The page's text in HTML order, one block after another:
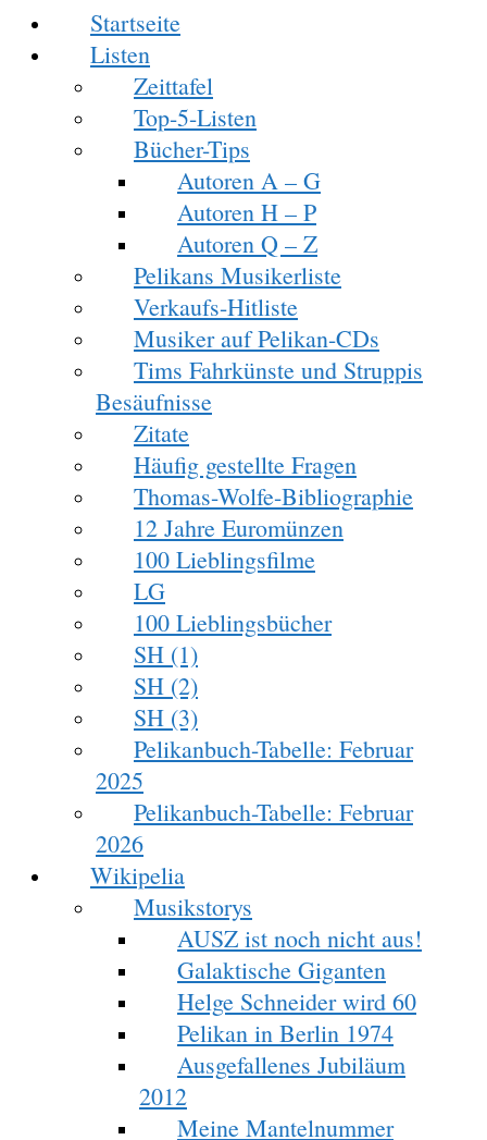
Startseite
Listen
Zeittafel
Top-5-Listen
Bücher-Tips
Autoren A – G
Autoren H – P
Autoren Q – Z
Pelikans Musikerliste
Verkaufs-Hitliste
Musiker auf Pelikan-CDs
Tims Fahrkünste und Struppis
Besäufnisse
Zitate
Häufig gestellte Fragen
Thomas-Wolfe-Bibliographie
12 Jahre Euromünzen
100 Lieblingsfilme
LG
100 Lieblingsbücher
SH (1)
SH (2)
SH (3)
Pelikanbuch-Tabelle: Februar
2025
Pelikanbuch-Tabelle: Februar
2026
Wikipelia
Musikstorys
AUSZ ist noch nicht aus!
Galaktische Giganten
Helge Schneider wird 60
Pelikan in Berlin 1974
Ausgefallenes Jubiläum
2012
Meine Mantelnummer